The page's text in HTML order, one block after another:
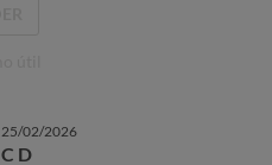
25/02/2026
C D